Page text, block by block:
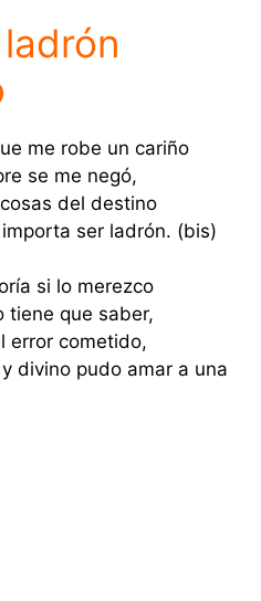
me robe un cariño
se me negó,
del destino
ser ladrón. (bis)
si lo merezco
tiene que saber,
error cometido,
divino pudo amar a una